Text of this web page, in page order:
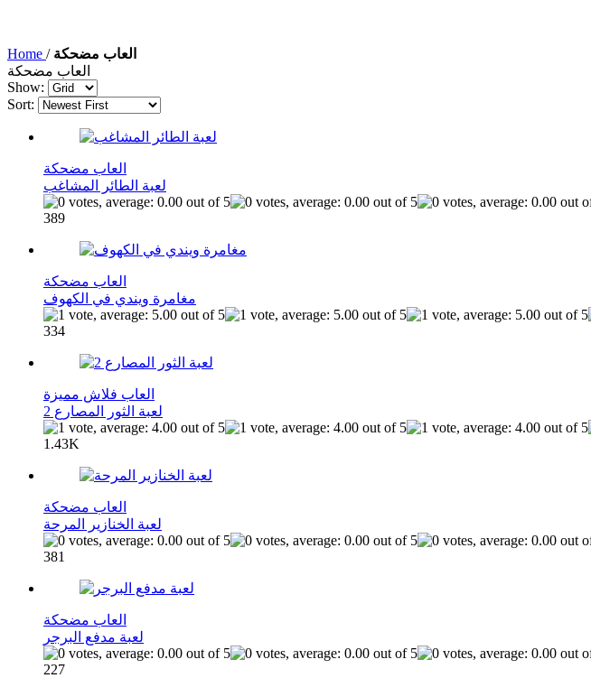
Home / العاب مضحكة
العاب مضحكة
Show:
Sort:
العاب مضحكة
لعبة الطائر المشاغب
389
العاب مضحكة
مغامرة ويندي في الكهوف
334
العاب فلاش مميزة
لعبة الثور المصارع 2
1.43K
العاب مضحكة
لعبة الخنازير المرحة
381
العاب مضحكة
لعبة مدفع البرجر
227